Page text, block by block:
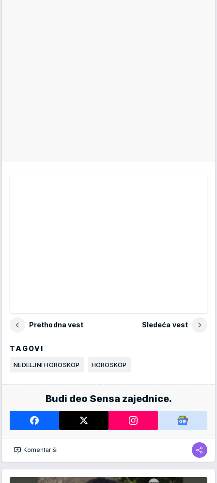
Prethodna vest Sledeća vest
TAGOVI
NEDELJNI HOROSKOP HOROSKOP
Budi deo Sensa zajednice.
Komentariši